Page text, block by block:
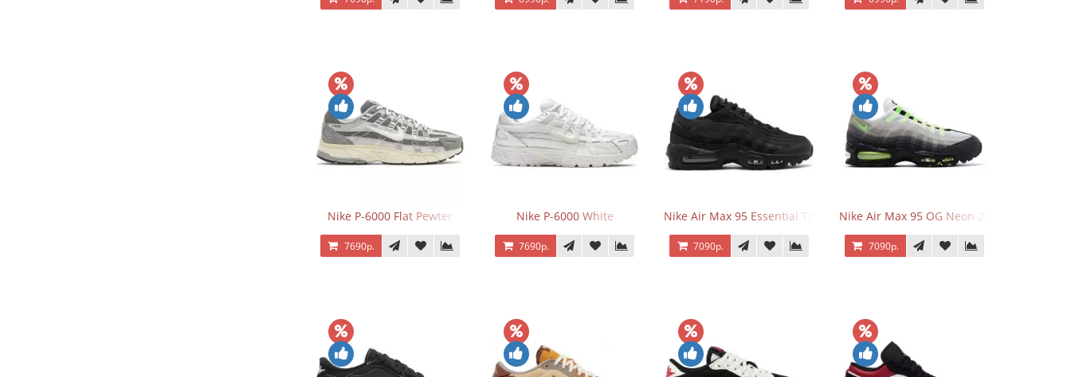
Nike P-6000 Flat Pewter
7690р.
Nike P-6000 White
7690р.
Nike Air Max 95 Essential Triple Black
7090р.
Nike Air Max 95 OG Neon 2025
7090р.